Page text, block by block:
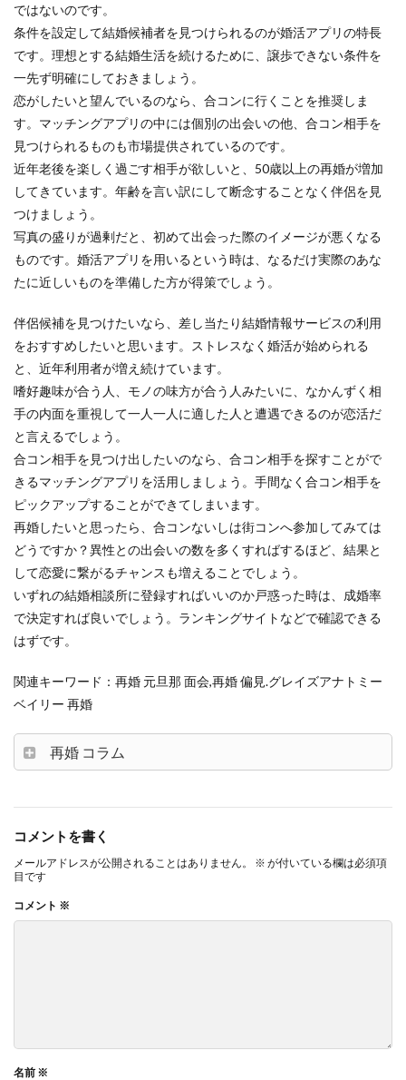
ではないのです。
条件を設定して結婚候補者を見つけられるのが婚活アプリの特長
です。理想とする結婚生活を続けるために、譲歩できない条件を
一先ず明確にしておきましょう。
恋がしたいと望んでいるのなら、合コンに行くことを推奨しま
す。マッチングアプリの中には個別の出会いの他、合コン相手を
見つけられるものも市場提供されているのです。
近年老後を楽しく過ごす相手が欲しいと、50歳以上の再婚が増加
してきています。年齢を言い訳にして断念することなく伴侶を見
つけましょう。
写真の盛りが過剰だと、初めて出会った際のイメージが悪くなる
ものです。婚活アプリを用いるという時は、なるだけ実際のあな
たに近しいものを準備した方が得策でしょう。
伴侶候補を見つけたいなら、差し当たり結婚情報サービスの利用
をおすすめしたいと思います。ストレスなく婚活が始められる
と、近年利用者が増え続けています。
嗜好趣味が合う人、モノの味方が合う人みたいに、なかんずく相
手の内面を重視して一人一人に適した人と遭遇できるのが恋活だ
と言えるでしょう。
合コン相手を見つけ出したいのなら、合コン相手を探すことがで
きるマッチングアプリを活用しましょう。手間なく合コン相手を
ピックアップすることができてしまいます。
再婚したいと思ったら、合コンないしは街コンへ参加してみては
どうですか？異性との出会いの数を多くすればするほど、結果と
して恋愛に繋がるチャンスも増えることでしょう。
いずれの結婚相談所に登録すればいいのか戸惑った時は、成婚率
で決定すれば良いでしょう。ランキングサイトなどで確認できる
はずです。
関連キーワード：再婚 元旦那 面会,再婚 偏見.グレイズアナトミー
ベイリー 再婚
再婚 コラム
コメントを書く
メールアドレスが公開されることはありません。 ※ が付いている欄は必須項
目です
コメント ※
名前 ※